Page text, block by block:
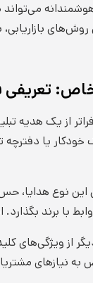
تعریفی
فراتر از یک هدیه
خودکار یا
این نوع
با برند
از ویژگی‌های
به نیازهای